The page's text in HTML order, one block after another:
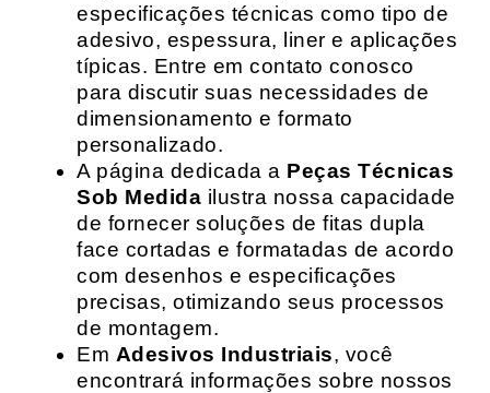
especificações técnicas como tipo de
adesivo, espessura, liner e aplicações
típicas. Entre em contato conosco
para discutir suas necessidades de
dimensionamento e formato
personalizado.
A página dedicada a Peças Técnicas
Sob Medida ilustra nossa capacidade
de fornecer soluções de fitas dupla
face cortadas e formatadas de acordo
com desenhos e especificações
precisas, otimizando seus processos
de montagem.
Em Adesivos Industriais, você
encontrará informações sobre nossos